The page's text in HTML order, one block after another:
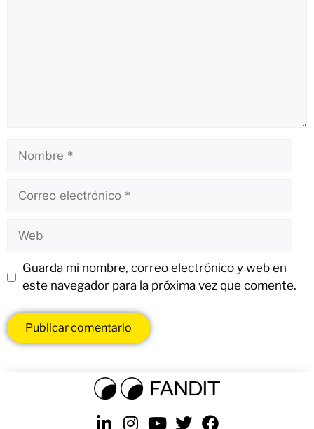
Guarda mi nombre, correo electrónico y web en
este navegador para la próxima vez que comente.